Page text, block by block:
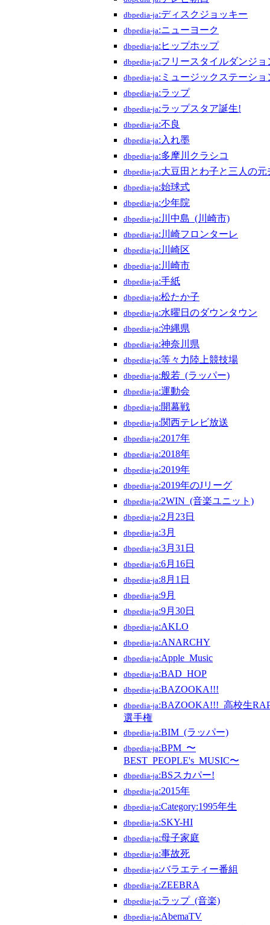
dbpedia-ja:ディスクジョッキー
dbpedia-ja:ニューヨーク
dbpedia-ja:ヒップホップ
dbpedia-ja:フリースタイルダンジョ
dbpedia-ja:ミュージックステーショ
dbpedia-ja:ラップ
dbpedia-ja:ラップスタア誕生!
dbpedia-ja:不良
dbpedia-ja:入れ墨
dbpedia-ja:多摩川クラシコ
dbpedia-ja:大豆田とわ子と三人の元
dbpedia-ja:始球式
dbpedia-ja:少年院
dbpedia-ja:川中島_(川崎市)
dbpedia-ja:川崎フロンターレ
dbpedia-ja:川崎区
dbpedia-ja:川崎市
dbpedia-ja:手紙
dbpedia-ja:松たか子
dbpedia-ja:水曜日のダウンタウン
dbpedia-ja:沖縄県
dbpedia-ja:神奈川県
dbpedia-ja:等々力陸上競技場
dbpedia-ja:般若_(ラッパー)
dbpedia-ja:運動会
dbpedia-ja:開幕戦
dbpedia-ja:関西テレビ放送
dbpedia-ja:2017年
dbpedia-ja:2018年
dbpedia-ja:2019年
dbpedia-ja:2019年のJリーグ
dbpedia-ja:2WIN_(音楽ユニット)
dbpedia-ja:2月23日
dbpedia-ja:3月
dbpedia-ja:3月31日
dbpedia-ja:6月16日
dbpedia-ja:8月1日
dbpedia-ja:9月
dbpedia-ja:9月30日
dbpedia-ja:AKLO
dbpedia-ja:ANARCHY
dbpedia-ja:Apple_Music
dbpedia-ja:BAD_HOP
dbpedia-ja:BAZOOKA!!!
dbpedia-ja:BAZOOKA!!!_高校生
選手権
dbpedia-ja:BIM_(ラッパー)
dbpedia-ja:BPM_〜
BEST_PEOPLE's_MUSIC〜
dbpedia-ja:BSスカパー!
dbpedia-ja:2015年
dbpedia-ja:Category:1995年生
dbpedia-ja:SKY-HI
dbpedia-ja:母子家庭
dbpedia-ja:事故死
dbpedia-ja:バラエティー番組
dbpedia-ja:ZEEBRA
dbpedia-ja:ラップ_(音楽)
dbpedia-ja:AbemaTV